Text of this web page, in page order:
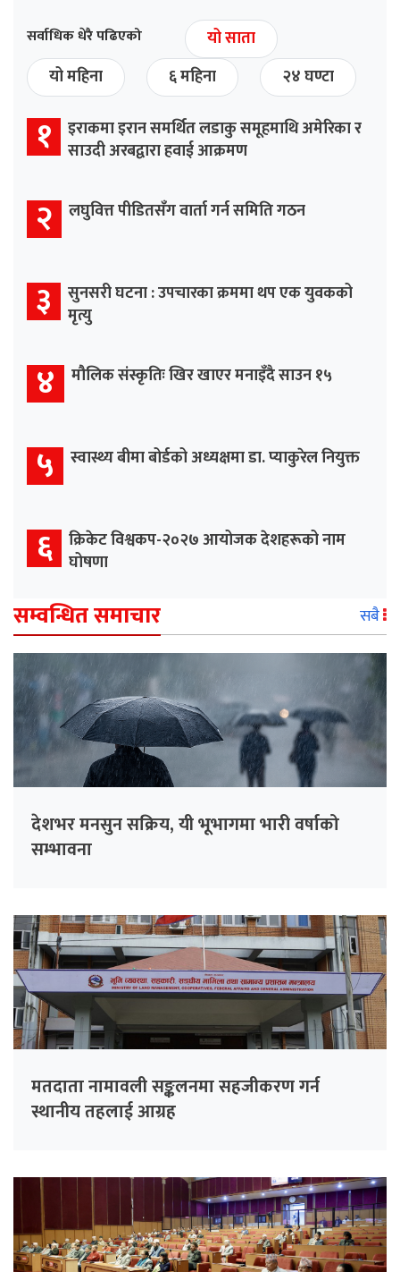
सर्वाधिक धेरै पढिएको
यो साता
यो महिना
६ महिना २४ घण्टा
१
इराकमा इरान समर्थित लडाकु समूहमाथि अमेरिका र
साउदी अरबद्वारा हवाई आक्रमण
२ लघुवित्त पीडितसँग वार्ता गर्न समिति गठन
३
सुनसरी घटना : उपचारका क्रममा थप एक युवकको
मृत्यु
४ मौलिक संस्कृतिः खिर खाएर मनाइँदै साउन १५
५ स्वास्थ्य बीमा बोर्डको अध्यक्षमा डा. प्याकुरेल नियुक्त
६ क्रिकेट विश्वकप-२०२७ आयोजक देशहरूको नाम
घोषणा
सम्वन्धित समाचार सबै
देशभर मनसुन सक्रिय, यी भूभागमा भारी वर्षाको
सम्भावना
मतदाता नामावली सङ्कलनमा सहजीकरण गर्न
स्थानीय तहलाई आग्रह